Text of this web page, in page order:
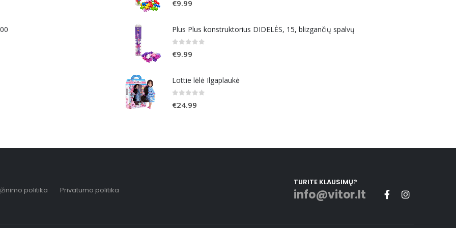
€9.99
Plus Plus konstruktorius DIDELĖS, 15, blizgančių spalvų
€9.99
Lottie lėlė Ilgaplaukė
€24.99
politika Privatumo politika
TURITE KLAUSIMŲ?
info@vitor.lt